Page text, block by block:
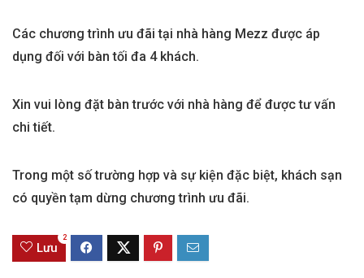
Các chương trình ưu đãi tại nhà hàng Mezz được áp
dụng đối với bàn tối đa 4 khách.
Xin vui lòng đặt bàn trước với nhà hàng để được tư vấn
chi tiết.
Trong một số trường hợp và sự kiện đặc biệt, khách sạn
có quyền tạm dừng chương trình ưu đãi.
Lưu
2